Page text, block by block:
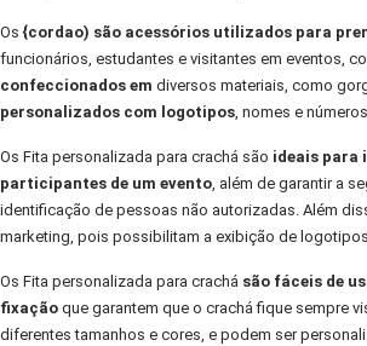
Os {cordao) são acessórios utilizados para
funcionários, estudantes e visitantes em eventos,
confeccionados em diversos materiais, como
personalizados com logotipos, nomes e
Os Fita personalizada para crachá são ideais para
participantes de um evento, além de garantir a
identificação de pessoas não autorizadas. Além
marketing, pois possibilitam a exibição de
Os Fita personalizada para crachá são fáceis de
fixaçãoque garantem que o crachá fique sempre
diferentes tamanhos e cores, e podem ser